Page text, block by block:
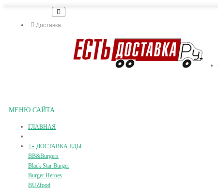
Доставка
МЕНЮ САЙТА
ГЛАВНАЯ
+- ДОСТАВКА ЕДЫ
BB&Burgers
Black Star Burger
Burger Heroes
BUZfood